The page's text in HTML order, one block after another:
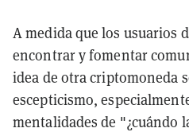
A medida que los usuarios
encontrar y fomentar
idea de otra criptomoneda
escepticismo,
mentalidades de "¿cuándo